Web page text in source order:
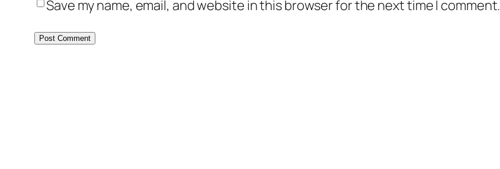
Save my name, email, and website in this browser for the next time I comment.